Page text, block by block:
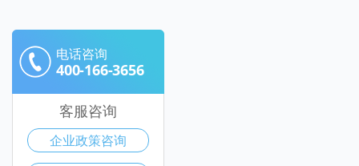
电话咨询
400-166-3656
客服咨询
企业政策咨询